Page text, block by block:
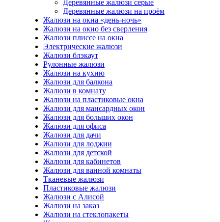
Деревянные жалюзи серые
Деревянные жалюзи на проём
Жалюзи на окна «день-ночь»
Жалюзи на окно без сверления
Жалюзи плиссе на окна
Электрические жалюзи
Жалюзи блэкаут
Рулонные жалюзи
Жалюзи на кухню
Жалюзи для балкона
Жалюзи в комнату
Жалюзи на пластиковые окна
Жалюзи для мансардных окон
Жалюзи для больших окон
Жалюзи для офиса
Жалюзи для дачи
Жалюзи для лоджии
Жалюзи для детской
Жалюзи для кабинетов
Жалюзи для ванной комнаты
Тканевые жалюзи
Пластиковые жалюзи
Жалюзи с Алисой
Жалюзи на заказ
Жалюзи на стеклопакеты